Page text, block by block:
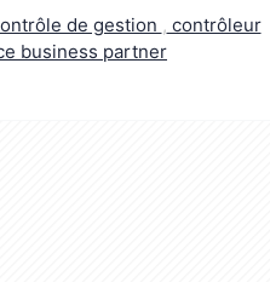
de gestion , contrôleur
business partner